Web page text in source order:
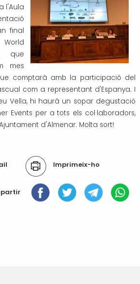
l'Aula
final
que
mes
comptarà amb la participació del
com a representant d'Espanya. I
Vella, hi haurà un sopar degustació
Events per a tots els col·laboradors,
d'Almenar. Molta sort!
Imprimeix-ho